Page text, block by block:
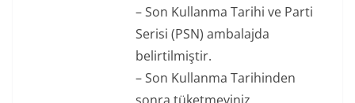
– Son Kullanma Tarihi ve Parti
Serisi (PSN) ambalajda
belirtilmiştir.
– Son Kullanma Tarihinden